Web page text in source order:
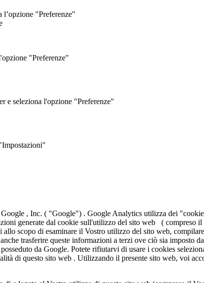
l’opzione "Preferenze"
"Preferenze"
e seleziona l'opzione "Preferenze"
, Inc. ( "Google") . Google Analytics utilizza dei
generate dal cookie sull'utilizzo del sito web ( compreso il
scopo di esaminare il Vostro utilizzo del sito web,
trasferire queste informazioni a terzi ove ciò sia imposto
da Google. Potete rifiutarvi di usare i cookies
di questo sito web . Utilizzando il presente sito web, voi